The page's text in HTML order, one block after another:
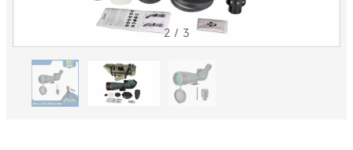
2 / 3